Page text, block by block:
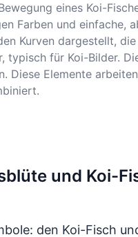
eines Koi-
Farben und einfache,
Kurven dargestellt,
typisch für Koi-Bilder.
Elemente
und Koi-
den Koi-Fisch